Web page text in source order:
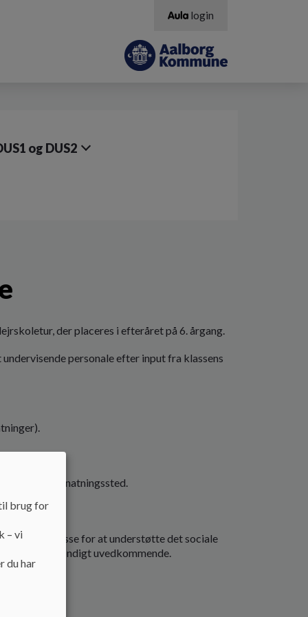
login
og DUS2
der placeres i efteråret på 6. årgang.
personale efter input fra klassens
og overnatningssted.
klassekasse for at understøtte det sociale
fuldstændigt uvedkommende.
brug for
– vi
du har